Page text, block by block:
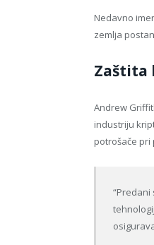
Nedavno
zemlja
Zaštita
Andrew
industriju
potrošače